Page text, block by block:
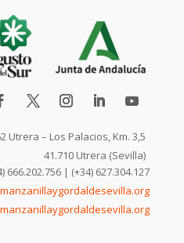
Utrera – Los Palacios, Km. 3,5
41.710 Utrera (Sevilla)
666.202.756 | (+34) 627.304.127